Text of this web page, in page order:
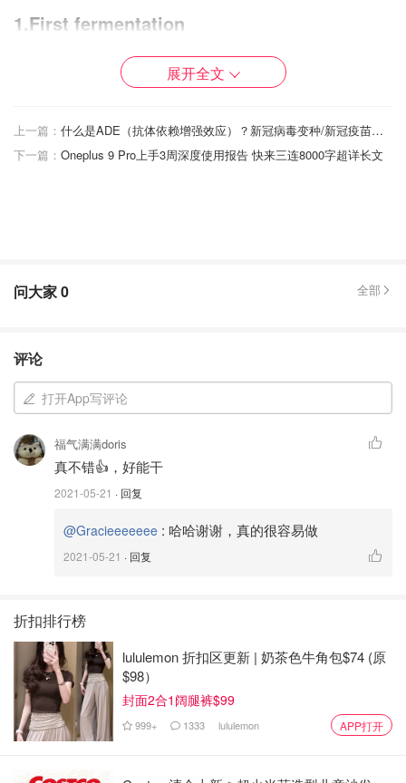
1.First fermentation
w starter tea.
水：要么用蒸馏水，用tap water的话一定要过滤，含有其他
SCOBY w starter tea：SCOBY，Kombucha的精髓，全名
symbiotic culture of bacteria and yeast. 我除了Kombucha
之外，还喜欢用它酿果醋（就是让它发酵一整个月，越久越
酸）。
图中最上面的mama SCOBY是我从亚麻买的，下面大的那
厌，喜欢喝Kombucha但是不喜欢SCOBY），但发酵东西
展开全文
上一篇：
什么是ADE（抗体依赖增强效应）？新冠病毒变种/新冠疫苗会引发ADE效应吗？
下一篇： Oneplus 9 Pro上手3周深度使用报告 快来三连8000字超详长文
问大家0 全部
评论
打开App写评论
福气满满doris
真不错👍，好能干
2021-05-21 · 回复
@Gracieeeeeee : 哈哈谢谢，真的很容易做
2021-05-21 · 回复
折扣排行榜
lululemon 折扣区更新 | 奶茶色牛角包$74 (原
$98）
封面2合1阔腿裤$99
999+ 1333 lululemon APP打开